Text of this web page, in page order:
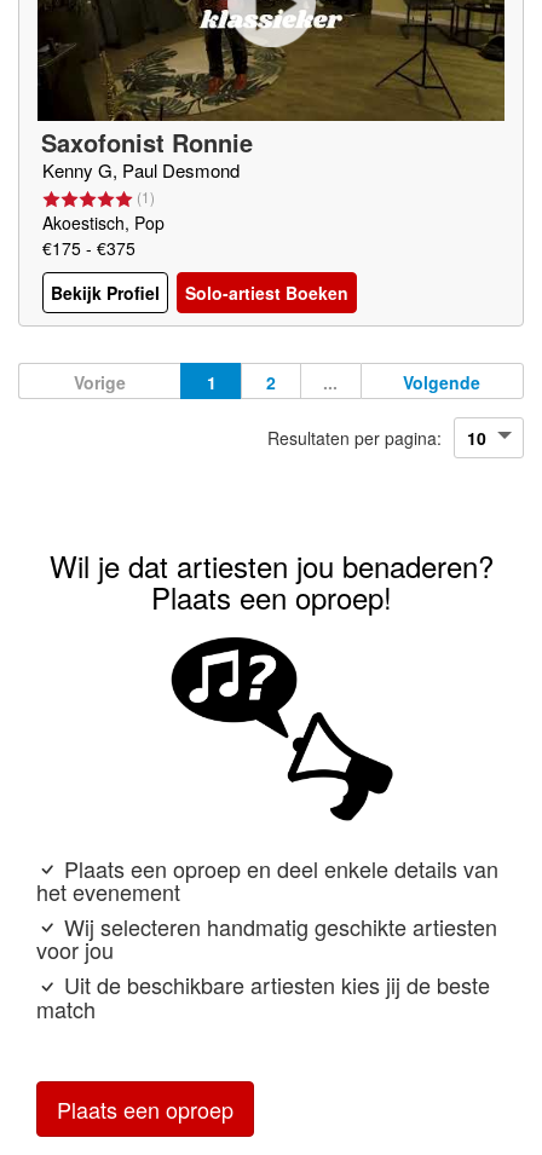
Saxofonist Ronnie
Kenny G, Paul Desmond
(1)
Akoestisch, Pop
€175 - €375
Bekijk Profiel
Solo-artiest Boeken
Vorige 1 2 ... Volgende
Resultaten per pagina:
Wil je dat artiesten jou benaderen?
Plaats een oproep!
Plaats een oproep en deel enkele details van
het evenement
Wij selecteren handmatig geschikte artiesten
voor jou
Uit de beschikbare artiesten kies jij de beste
match
Plaats een oproep